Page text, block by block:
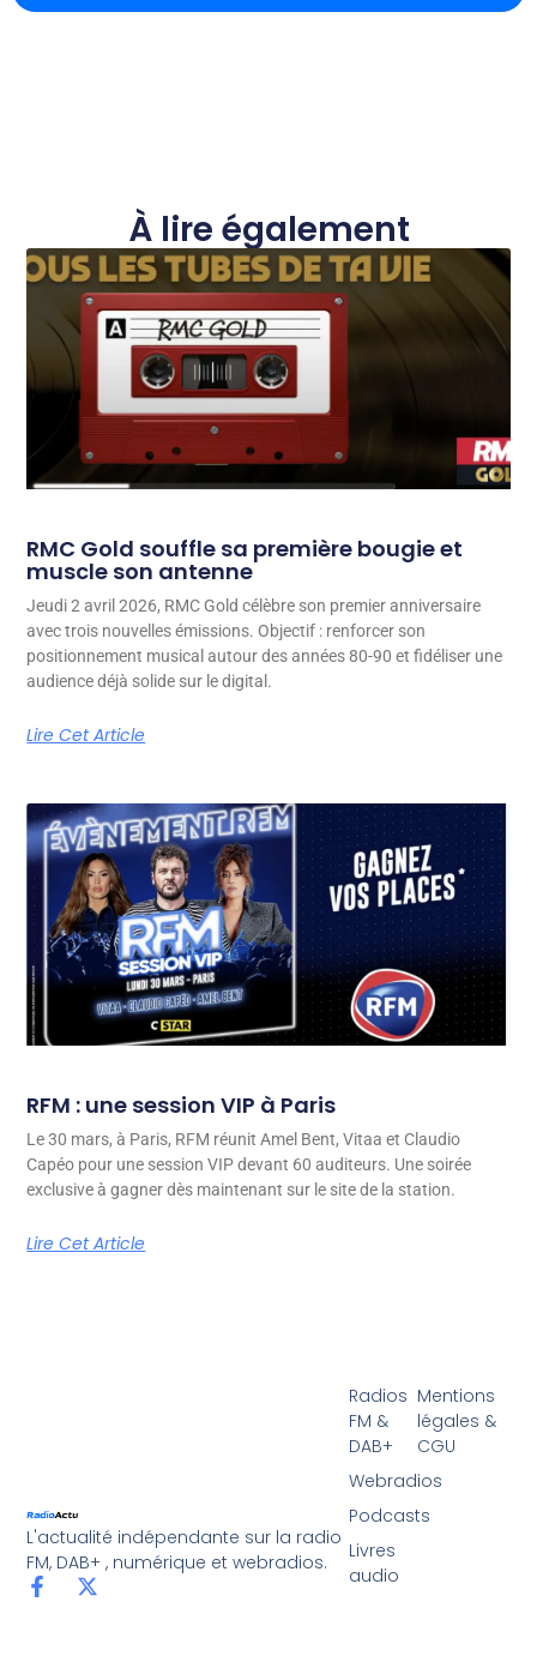
À lire également
RMC Gold souffle sa première bougie et
muscle son antenne
Jeudi 2 avril 2026, RMC Gold célèbre son premier anniversaire
avec trois nouvelles émissions. Objectif : renforcer son
positionnement musical autour des années 80-90 et fidéliser une
audience déjà solide sur le digital.
Lire Cet Article
RFM : une session VIP à Paris
Le 30 mars, à Paris, RFM réunit Amel Bent, Vitaa et Claudio
Capéo pour une session VIP devant 60 auditeurs. Une soirée
exclusive à gagner dès maintenant sur le site de la station.
Lire Cet Article
L'actualité indépendante sur la radio
FM, DAB+ , numérique et webradios.
Radios
FM &
DAB+
Webradios
Podcasts
Livres
audio
Mentions
légales &
CGU